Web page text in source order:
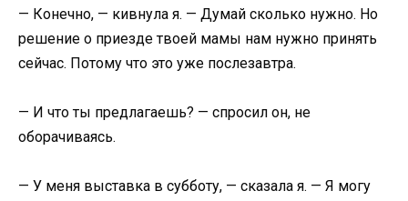
— Конечно, — кивнула я. — Думай сколько нужно. Но
решение о приезде твоей мамы нам нужно принять
сейчас. Потому что это уже послезавтра.
— И что ты предлагаешь? — спросил он, не
оборачиваясь.
— У меня выставка в субботу, — сказала я. — Я могу